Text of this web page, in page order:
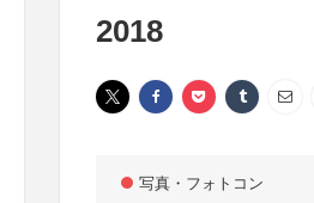
2018
写真・フォトコン